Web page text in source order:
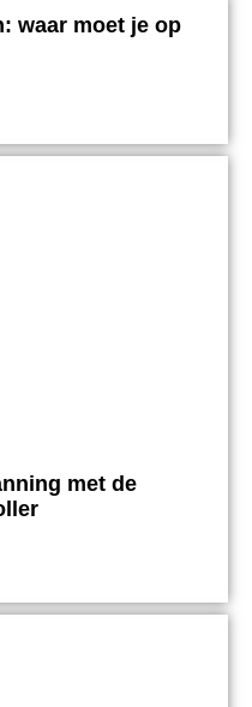
waar moet je op
met de